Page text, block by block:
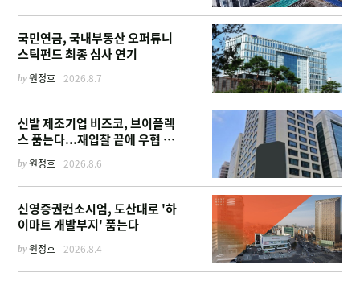
국민연금, 국내부동산 오퍼튜니
스틱펀드 최종 심사 연기
by원정호 2026.8.7
신발 제조기업 비즈코, 브이플렉
스 품는다...재입찰 끝에 우협 선
by원정호 2026.8.6
신영증권컨소시엄, 도산대로 '하
이마트 개발부지' 품는다
by원정호 2026.8.4